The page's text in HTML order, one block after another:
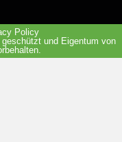
Policy
und Eigentum von